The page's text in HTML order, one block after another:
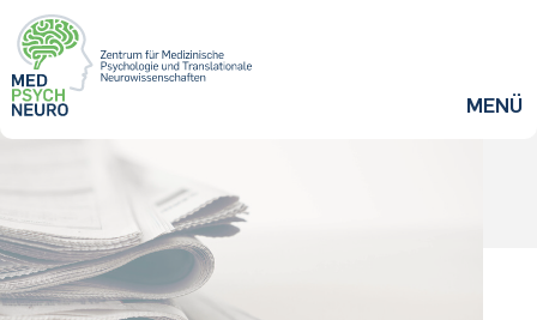
ZUM HAUPTINHALT SPRINGEN
MENÜ